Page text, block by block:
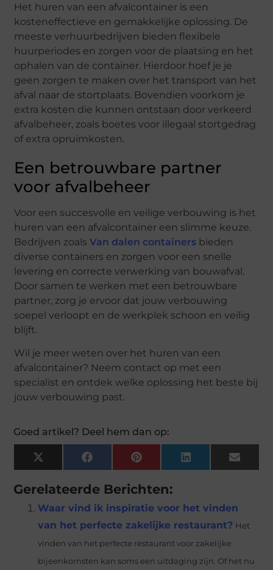
Het huren van een afvalcontainer is een
kosteneffectieve en gemakkelijke oplossing. De
meeste verhuurbedrijven bieden flexibele
huurperiodes en zorgen voor de plaatsing en het
ophalen van de container. Hierdoor hoef je je
geen zorgen te maken over het transport van het
afval naar de stortplaats. Bovendien voorkom je
extra kosten die kunnen ontstaan door verkeerd
afvalbeheer, zoals boetes voor illegaal stortgedrag
of extra opruimkosten.
Een betrouwbare partner
voor afvalbeheer
Voor een succesvolle en veilige verbouwing is het
huren van een afvalcontainer een slimme keuze.
Bedrijven zoalsVan dalen containers bieden
diverse containers en zorgen voor een snelle
levering en correcte verwerking van bouwafval.
Door samen te werken met een betrouwbare
partner, zorg je ervoor dat jouw verbouwing
soepel verloopt en de werkplek schoon en veilig
blijft.
Wil je meer weten over het huren van een
afvalcontainer? Neem contact op met een
specialist en ontdek welke oplossing het beste bij
jouw verbouwing past.
Goed artikel? Deel hem dan op:
X
(Twitter)
FacebookPinterestLinkedInEmail
Gerelateerde Berichten:
Waar vind ik inspiratie voor het vinden
van het perfecte zakelijke restaurant? Het
vinden van het perfecte restaurant voor zakelijke
bijeenkomsten kan soms een uitdaging zijn. Of het nu